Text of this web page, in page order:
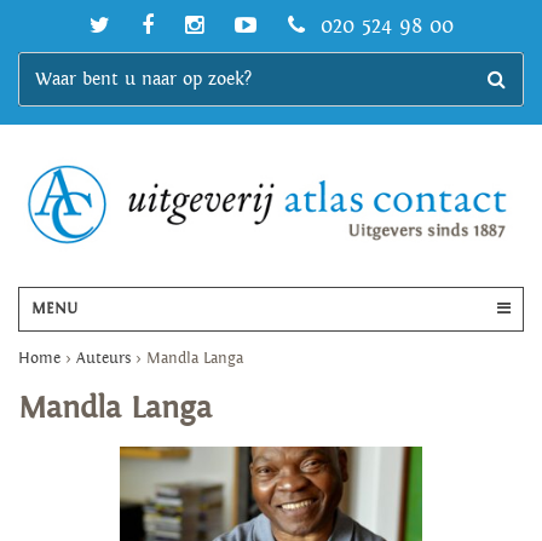
020 524 98 00
MENU
Home > Auteurs > Mandla Langa
Mandla Langa